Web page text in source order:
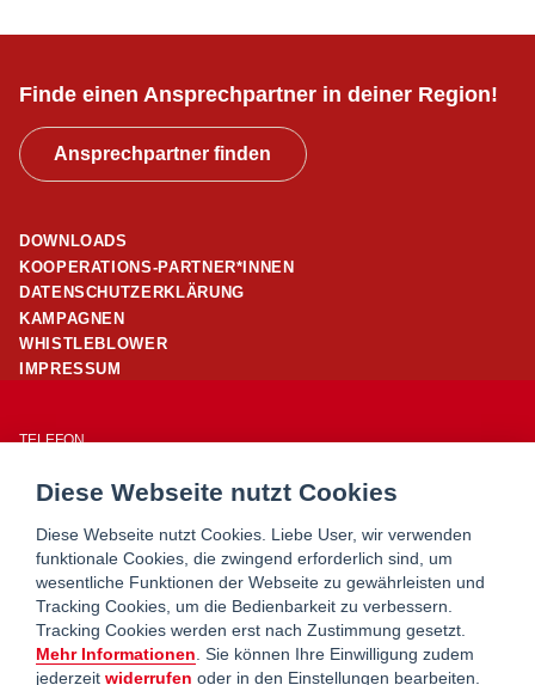
Finde einen Ansprechpartner in deiner Region!
Ansprechpartner finden
DOWNLOADS
KOOPERATIONS-PARTNER*INNEN
DATENSCHUTZERKLÄRUNG
KAMPAGNEN
WHISTLEBLOWER
IMPRESSUM
TELEFON
E-MAIL
WOHNSERVICE WIEN
WOHNBERATUNG WIEN
MIETERHILFE
Diese Webseite nutzt Cookies
Diese Webseite nutzt Cookies. Liebe User, wir verwenden
funktionale Cookies, die zwingend erforderlich sind, um
wesentliche Funktionen der Webseite zu gewährleisten und
Tracking Cookies, um die Bedienbarkeit zu verbessern.
Tracking Cookies werden erst nach Zustimmung gesetzt.
Mehr Informationen . Sie können Ihre Einwilligung zudem
jederzeit widerrufen oder in den Einstellungen bearbeiten.